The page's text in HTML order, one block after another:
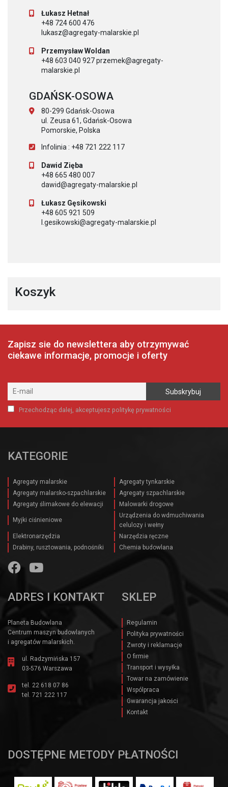
Łukasz Hetnał
+48 724 600 476
lukasz@agregaty-malarskie.pl
Przemysław Woldan
+48 603 040 927 przemek@agregaty-
malarskie.pl
GDAŃSK-OSOWA
80-299 Gdańsk-Osowa
ul. Zeusa 61, Gdańsk-Osowa
Pomorskie, Polska
Infolinia : +48 721 222 117
Dawid Zięba
+48 665 480 007
dawid@agregaty-malarskie.pl
Łukasz Gęsikowski
+48 605 921 509
l.gesikowski@agregaty-malarskie.pl
Koszyk
Zapisz sie do newslettera aby otrzymywać
ciekawe informacje, promocje i oferty
Przechodząc dalej, akceptujesz politykę prywatności
KATEGORIE
Agregaty malarskie
Agregaty tynkarskie
Agregaty malarsko-szpachlarskie
Agregaty szpachlarskie
Agregaty ślimakowe do elewacji
Malowarki drogowe
Myjki ciśnieniowe
Urządzenia do wdmuchiwania
celulozy i wełny
Elektronarzędzia
Narzędzia ręczne
Drabiny, rusztowania, podnośniki
Chemia budowlana
ADRES I KONTAKT
Planeta Budowlana
Centrum maszyn budowlanych
i agregatów malarskich.
ul. Radzymińska 157
03-576 Warszawa
tel. 22 618 07 86
tel. 721 222 117
SKLEP
Regulamin
Polityka prywatności
Zwroty i reklamacje
O firmie
Transport i wysyłka
Towar na zamówienie
Wspólpraca
Gwarancja jakości
Kontakt
DOSTĘPNE METODY PŁATNOŚCI